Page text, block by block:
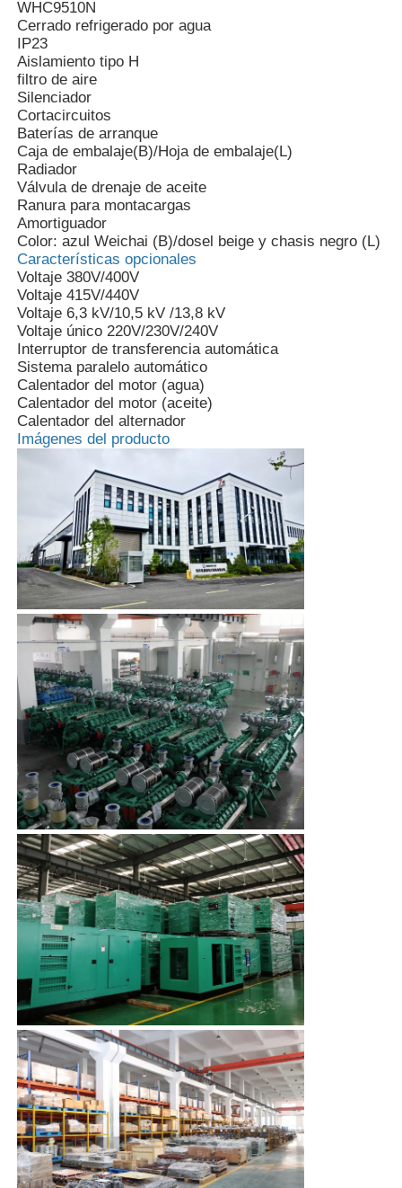
WHC9510N
Cerrado refrigerado por agua
IP23
Aislamiento tipo H
filtro de aire
Silenciador
Cortacircuitos
Baterías de arranque
Caja de embalaje(B)/Hoja de embalaje(L)
Radiador
Válvula de drenaje de aceite
Ranura para montacargas
Amortiguador
Color: azul Weichai (B)/dosel beige y chasis negro (L)
Características opcionales
Voltaje 380V/400V
Voltaje 415V/440V
Voltaje 6,3 kV/10,5 kV /13,8 kV
Voltaje único 220V/230V/240V
Interruptor de transferencia automática
Sistema paralelo automático
Calentador del motor (agua)
Calentador del motor (aceite)
Calentador del alternador
Imágenes del producto